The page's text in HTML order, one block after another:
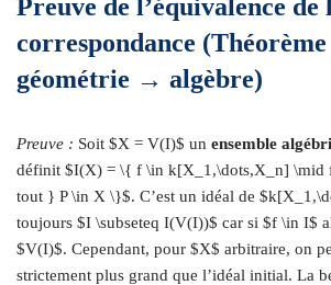
Preuve de l’équivalence de
correspondance (Théorème
géométrie → algèbre)
Preuve : Soit $X = V(I)$ un ensemble
définit $I(X) = \{ f \in k[X_1,\dots,X_n] \mid
tout } P \in X \}$. C’est un idéal de
toujours $I \subseteq I(V(I))$ car si $f \in I$
$V(I)$. Cependant, pour $X$ arbitraire, on
strictement plus grand que l’idéal initial. La